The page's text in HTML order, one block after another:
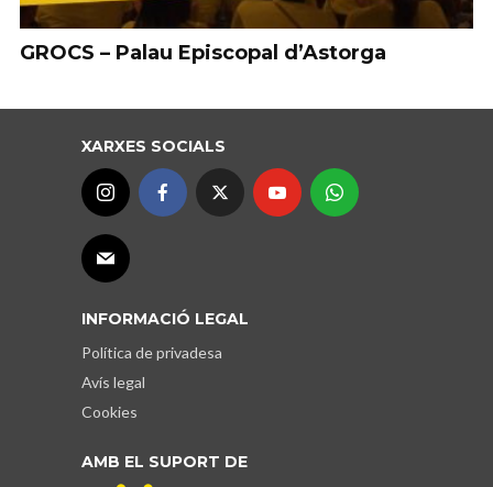
GROCS – Palau Episcopal d’Astorga
XARXES SOCIALS
INFORMACIÓ LEGAL
Política de privadesa
Avís legal
Cookies
AMB EL SUPORT DE